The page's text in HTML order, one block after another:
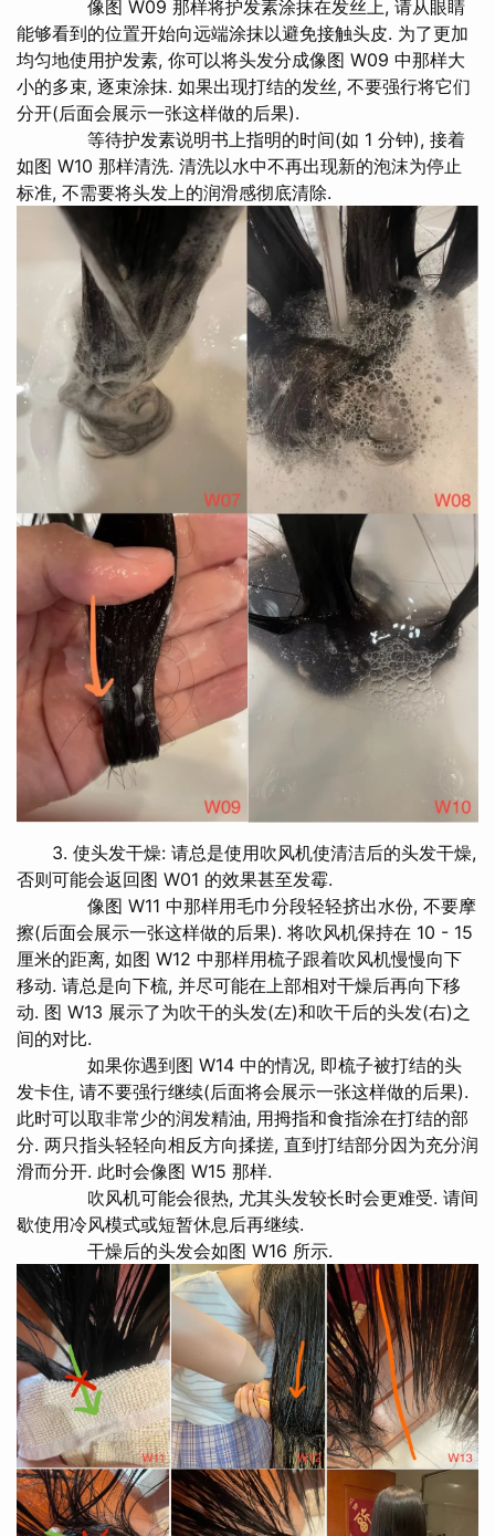
像图 W09 那样将护发素涂抹在发丝上, 请从眼睛
能够看到的位置开始向远端涂抹以避免接触头皮. 为了更加
均匀地使用护发素, 你可以将头发分成像图 W09 中那样大
小的多束, 逐束涂抹. 如果出现打结的发丝, 不要强行将它们
分开(后面会展示一张这样做的后果).
等待护发素说明书上指明的时间(如 1 分钟), 接着
如图 W10 那样清洗. 清洗以水中不再出现新的泡沫为停止
标准, 不需要将头发上的润滑感彻底清除.
3. 使头发干燥: 请总是使用吹风机使清洁后的头发干燥,
否则可能会返回图 W01 的效果甚至发霉.
像图 W11 中那样用毛巾分段轻轻挤出水份, 不要摩
擦(后面会展示一张这样做的后果). 将吹风机保持在 10 - 15
厘米的距离, 如图 W12 中那样用梳子跟着吹风机慢慢向下
移动. 请总是向下梳, 并尽可能在上部相对干燥后再向下移
动. 图 W13 展示了为吹干的头发(左)和吹干后的头发(右)之
间的对比.
如果你遇到图 W14 中的情况, 即梳子被打结的头
发卡住, 请不要强行继续(后面将会展示一张这样做的后果).
此时可以取非常少的润发精油, 用拇指和食指涂在打结的部
分. 两只指头轻轻向相反方向揉搓, 直到打结部分因为充分润
滑而分开. 此时会像图 W15 那样.
吹风机可能会很热, 尤其头发较长时会更难受. 请间
歇使用冷风模式或短暂休息后再继续.
干燥后的头发会如图 W16 所示.